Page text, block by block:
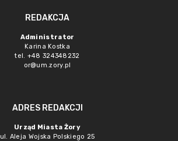
REDAKCJA
Administrator
Karina Kostka
tel. +48 324348232
or@um.zory.pl
ADRES REDAKCJI
Urząd Miasta Żory
ul. Aleja Wojska Polskiego 25